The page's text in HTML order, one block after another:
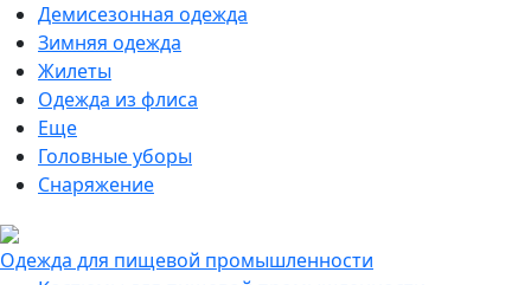
Демисезонная одежда
Зимняя одежда
Жилеты
Одежда из флиса
Еще
Головные уборы
Снаряжение
Одежда для пищевой промышленности